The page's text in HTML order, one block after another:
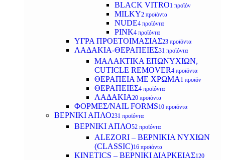
BLACK VITRO1 προϊόν
MILKY2 προϊόντα
NUDE4 προϊόντα
PINK4 προϊόντα
ΥΓΡΑ ΠΡΟΕΤΟΙΜΑΣΙΑΣ23 προϊόντα
ΛΑΔΑΚΙΑ-ΘΕΡΑΠΕΙΕΣ31 προϊόντα
ΜΑΛΑΚΤΙΚΑ ΕΠΩΝΥΧΙΩΝ,
CUTICLE REMOVER4 προϊόντα
ΘΕΡΑΠΕΙΑ ΜΕ ΧΡΩΜΑ 1 προϊόν
ΘΕΡΑΠΕΙΕΣ4 προϊόντα
ΛΑΔΑΚΙΑ20 προϊόντα
ΦΟΡΜΕΣ/NAIL FORMS10 προϊόντα
ΒΕΡΝΙΚΙ ΑΠΛΟ231 προϊόντα
ΒΕΡΝΙΚΙ ΑΠΛΟ52 προϊόντα
ALEZORI – ΒΕΡΝΙΚΙΑ ΝΥΧΙΩΝ
(CLASSIC)16 προϊόντα
KINETICS – ΒΕΡΝΙΚΙ ΔΙΑΡΚΕΙΑΣ120